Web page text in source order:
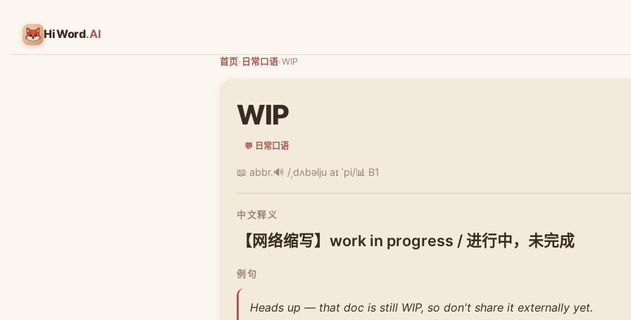
HiWord.AI
首页› 日常口语›WIP
WIP
💬 日常口语
📖 abbr.🔊 /ˌdʌbəlju aɪ ˈpi/📊 B1
中文释义
【网络缩写】work in progress / 进行中，未完成
例句
Heads up — that doc is still WIP, so don't share it externally yet.